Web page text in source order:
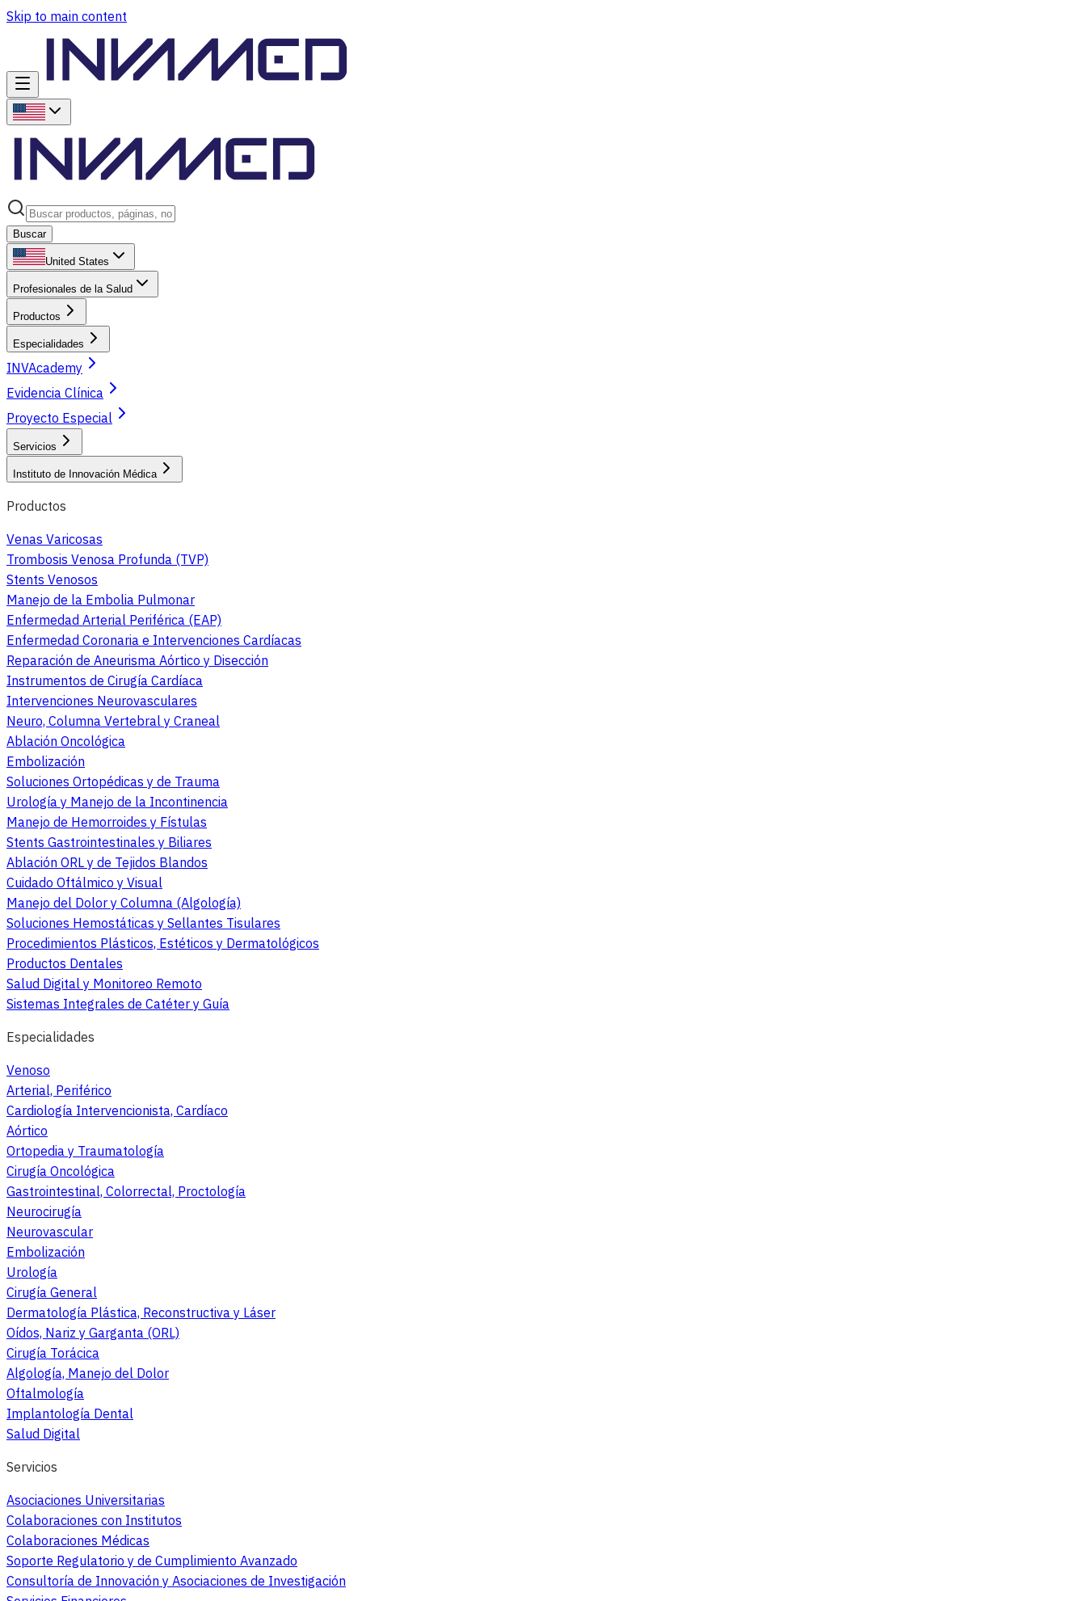
Skip to main content
Buscar
United States
Profesionales de la Salud
Productos
Especialidades
INVAcademy
Evidencia Clínica
Proyecto Especial
Servicios
Instituto de Innovación Médica
Productos
Venas Varicosas
Trombosis Venosa Profunda (TVP)
Stents Venosos
Manejo de la Embolia Pulmonar
Enfermedad Arterial Periférica (EAP)
Enfermedad Coronaria e Intervenciones Cardíacas
Reparación de Aneurisma Aórtico y Disección
Instrumentos de Cirugía Cardíaca
Intervenciones Neurovasculares
Neuro, Columna Vertebral y Craneal
Ablación Oncológica
Embolización
Soluciones Ortopédicas y de Trauma
Urología y Manejo de la Incontinencia
Manejo de Hemorroides y Fístulas
Stents Gastrointestinales y Biliares
Ablación ORL y de Tejidos Blandos
Cuidado Oftálmico y Visual
Manejo del Dolor y Columna (Algología)
Soluciones Hemostáticas y Sellantes Tisulares
Procedimientos Plásticos, Estéticos y Dermatológicos
Productos Dentales
Salud Digital y Monitoreo Remoto
Sistemas Integrales de Catéter y Guía
Especialidades
Venoso
Arterial, Periférico
Cardiología Intervencionista, Cardíaco
Aórtico
Ortopedia y Traumatología
Cirugía Oncológica
Gastrointestinal, Colorrectal, Proctología
Neurocirugía
Neurovascular
Embolización
Urología
Cirugía General
Dermatología Plástica, Reconstructiva y Láser
Oídos, Nariz y Garganta (ORL)
Cirugía Torácica
Algología, Manejo del Dolor
Oftalmología
Implantología Dental
Salud Digital
Servicios
Asociaciones Universitarias
Colaboraciones con Institutos
Colaboraciones Médicas
Soporte Regulatorio y de Cumplimiento Avanzado
Consultoría de Innovación y Asociaciones de Investigación